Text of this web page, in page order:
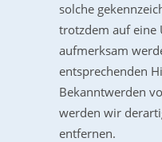
solche
trotzdem auf eine
aufmerksam
entsprechenden
Bekanntwerden
werden wir
entfernen.